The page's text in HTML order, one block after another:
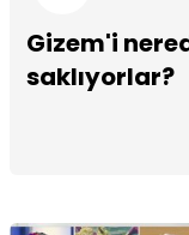
Gizem'i
saklıyorlar?